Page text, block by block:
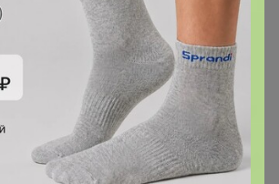
Но все же скажу, что цена
менялась. Все кто ниже писал
ее по цене 819р. Никто за 500р ее
не стоила )